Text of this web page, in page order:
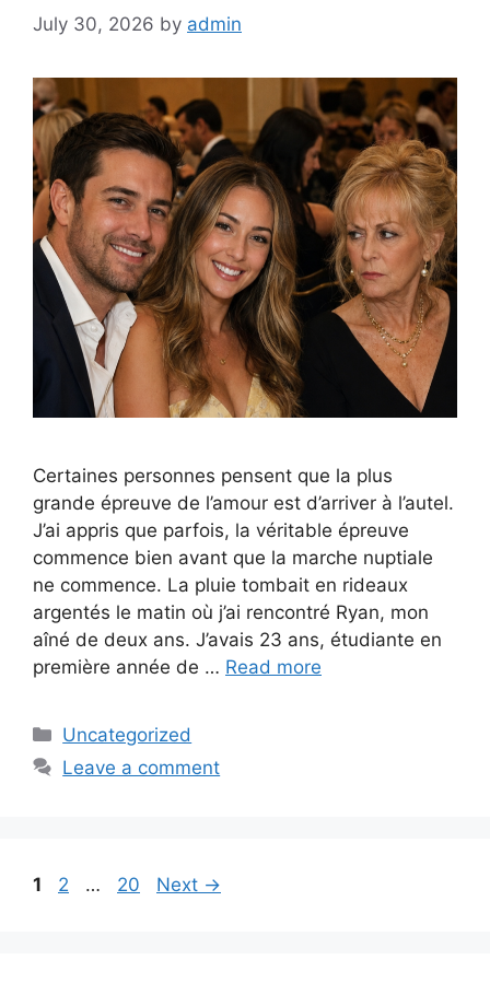
July 30, 2026 by admin
Certaines personnes pensent que la plus
grande épreuve de l’amour est d’arriver à l’autel.
J’ai appris que parfois, la véritable épreuve
commence bien avant que la marche nuptiale
ne commence. La pluie tombait en rideaux
argentés le matin où j’ai rencontré Ryan, mon
aîné de deux ans. J’avais 23 ans, étudiante en
première année de … Read more
Categories
Uncategorized
Leave a comment
Page
1 Page
2 … Page
20 Next →